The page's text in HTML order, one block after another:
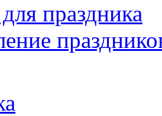
праздника